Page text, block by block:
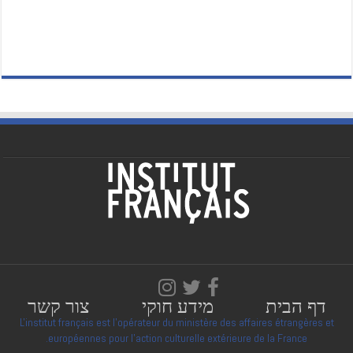
דף הבית מידע חוקי צור קשר
L'institut français est l'opérateur du ministère des affaires étrangères et
européennes pour l'action culturelle extérieure de la France.